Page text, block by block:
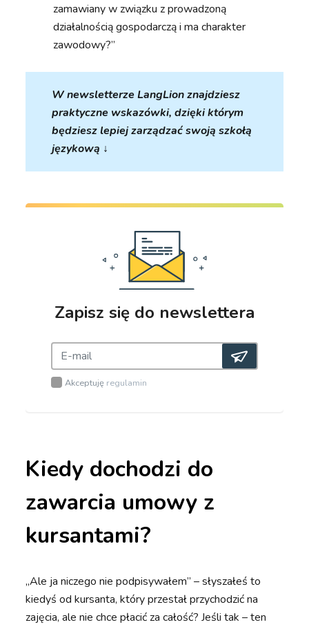
zamawiany w związku z prowadzoną
działalnością gospodarczą i ma charakter
zawodowy?”
W newsletterze LangLion znajdziesz
praktyczne wskazówki, dzięki którym
będziesz lepiej zarządzać swoją szkołą
językową ↓
Zapisz się do newslettera
Akceptuję regulamin
Kiedy dochodzi do
zawarcia umowy z
kursantami?
„Ale ja niczego nie podpisywałem” – słyszałeś to
kiedyś od kursanta, który przestał przychodzić na
zajęcia, ale nie chce płacić za całość? Jeśli tak – ten